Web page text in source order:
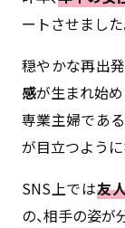
ートさせました
穏やかな再出
感が生まれ始め
専業主婦であ
が目立つように
SNS上では友
の、相手の姿が